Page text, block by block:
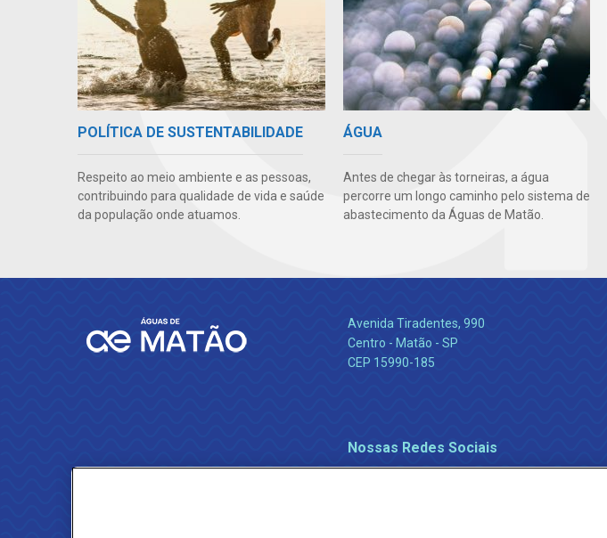
POLÍTICA DE SUSTENTABILIDADE
Respeito ao meio ambiente e as pessoas,
contribuindo para qualidade de vida e saúde
da população onde atuamos.
ÁGUA
Antes de chegar às torneiras, a água
percorre um longo caminho pelo sistema de
abastecimento da Águas de Matão.
Avenida Tiradentes, 990
Centro - Matão - SP
CEP 15990-185
Nossas Redes Sociais